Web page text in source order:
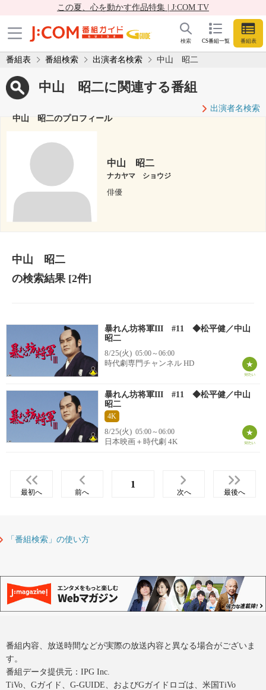
この夏、心を動かす作品特集 | J:COM TV
CS番組一覧 番組表
検索
番組表 番組検索 出演者名検索 中山 昭二
中山 昭二に関連する番組
出演者名検索
中山 昭二のプロフィール
中山 昭二
ナカヤマ ショウジ
俳優
中山 昭二
の検索結果[2件]
暴れん坊将軍III #11 ◆松平健／中山
昭二
8/25(火) 05:00～06:00
時代劇専門チャンネル HD
暴れん坊将軍III #11 ◆松平健／中山
昭二
4K
8/25(火) 05:00～06:00
日本映画＋時代劇 4K
最初へ 前へ
1
次へ 最後へ
「番組検索」の使い方
番組内容、放送時間などが実際の放送内容と異なる場合がございま
す。
番組データ提供元：IPG Inc.
TiVo、Gガイド、G-GUIDE、およびGガイドロゴは、米国TiVo